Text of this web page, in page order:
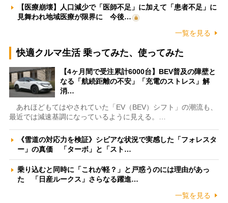
【医療崩壊】人口減少で「医師不足」に加えて「患者不足」に
見舞われ地域医療が限界に 今後…
一覧を見る
快適クルマ生活 乗ってみた、使ってみた
【4ヶ月間で受注累計6000台】BEV普及の障壁と
なる「航続距離の不安」「充電のストレス」解
消…
あれほどもてはやされていた「EV（BEV）シフト」の潮流も、
最近では減速基調になっているように見える。…
《雪道の対応力を検証》シビアな状況で実感した「フォレスタ
ー」の真価 「ターボ」と「スト…
乗り込むと同時に「これが軽？」と戸惑うのには理由があっ
た 「日産ルークス」さらなる躍進…
一覧を見る